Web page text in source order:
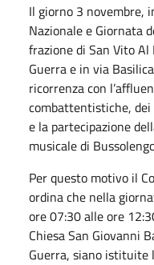
Il giorno 3 novembre,
Nazionale e Giornata
frazione di San Vito
Guerra e in via
ricorrenza con
combattentistiche,
e la partecipazione
musicale di
Per questo motivo il
ordina che nella
ore 07:30 alle ore
Chiesa San Giovanni
Guerra, siano istituite